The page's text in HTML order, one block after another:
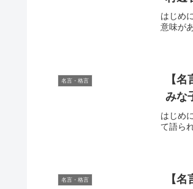
はじめ
意味が
名言・格言
【
みな
はじめ
て語ら
名言・格言
【